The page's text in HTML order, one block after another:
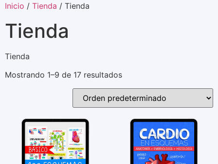
Inicio / Tienda / Tienda
Tienda
Tienda
Mostrando 1–9 de 17 resultados